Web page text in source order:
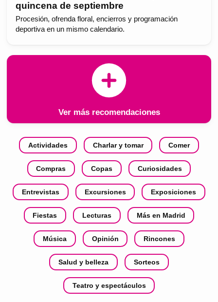
quincena de septiembre
Procesión, ofrenda floral, encierros y programación
deportiva en un mismo calendario.
Ver más recomendaciones
Actividades Charlar y tomar Comer
Compras Copas Curiosidades
Entrevistas Excursiones Exposiciones
Fiestas Lecturas Más en Madrid
Música Opinión Rincones
Salud y belleza Sorteos
Teatro y espectáculos